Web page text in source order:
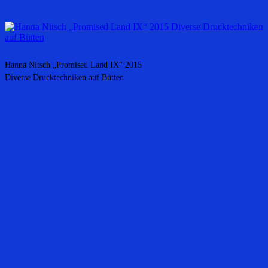
Hanna Nitsch „Promised Land IX“ 2015
Diverse Drucktechniken auf Bütten